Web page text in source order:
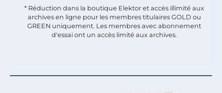
* Réduction dans la boutique Elektor et accès illimité aux
archives en ligne pour les membres titulaires GOLD ou
GREEN uniquement. Les membres avec abonnement
d'essai ont un accès limité aux archives.